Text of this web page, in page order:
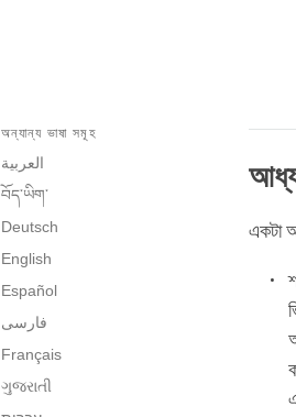
অন্যান্য ভাষা সমূহ
العربية
བོད་ཡིག་
Deutsch
English
Español
فارسی
Français
ગુજરાતી
একটা